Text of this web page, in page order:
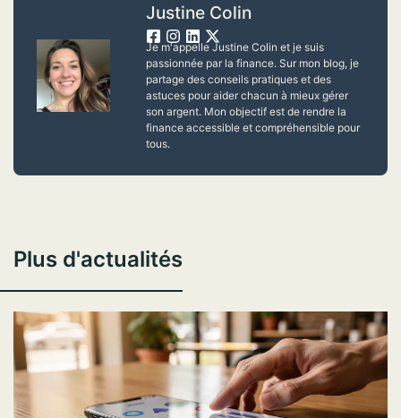
Justine Colin
Je m'appelle Justine Colin et je suis
passionnée par la finance. Sur mon blog, je
partage des conseils pratiques et des
astuces pour aider chacun à mieux gérer
son argent. Mon objectif est de rendre la
finance accessible et compréhensible pour
tous.
Plus d'actualités